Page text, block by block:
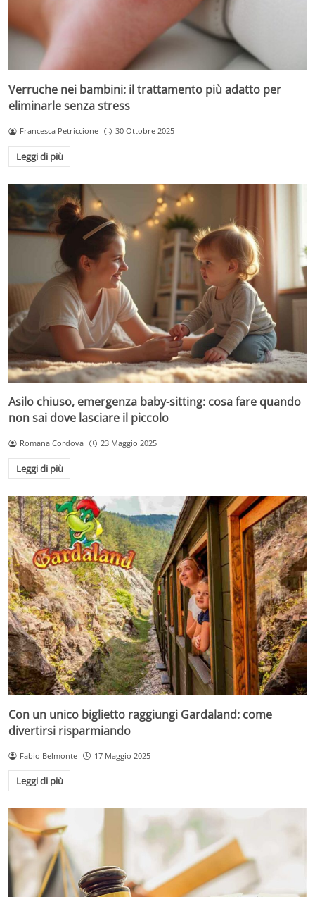
Verruche nei bambini: il trattamento più adatto per
eliminarle senza stress
Francesca Petriccione 30 Ottobre 2025
Leggi di più
Asilo chiuso, emergenza baby-sitting: cosa fare quando
non sai dove lasciare il piccolo
Romana Cordova 23 Maggio 2025
Leggi di più
Con un unico biglietto raggiungi Gardaland: come
divertirsi risparmiando
Fabio Belmonte 17 Maggio 2025
Leggi di più